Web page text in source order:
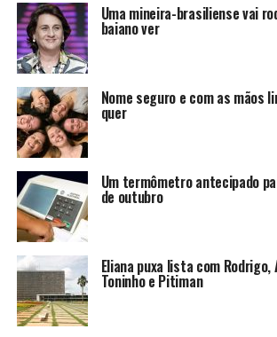
Uma mineira-brasiliense vai
baiano ver
Nome seguro e com as mãos
quer
Um termômetro antecipado
de outubro
Eliana puxa lista com Rodrigo,
Toninho e Pitiman